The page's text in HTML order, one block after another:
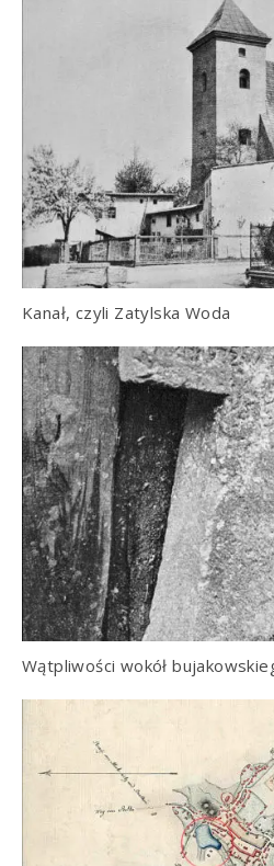
Kanał, czyli Zatylska Woda
Wątpliwości wokół